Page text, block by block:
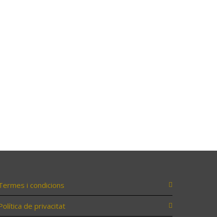
i condicions
de privacitat